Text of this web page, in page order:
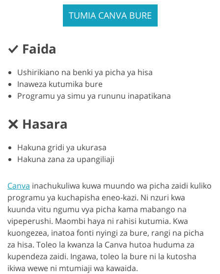
TUMIA CANVA BURE
Faida
Ushirikiano na benki ya picha ya hisa
Inaweza kutumika bure
Programu ya simu ya rununu inapatikana
Hasara
Hakuna gridi ya ukurasa
Hakuna zana za upangiliaji
Canva inachukuliwa kuwa muundo wa picha zaidi kuliko
programu ya kuchapisha eneo-kazi. Ni nzuri kwa
kuunda vitu ngumu vya picha kama mabango na
vipeperushi. Maombi haya ni rahisi kutumia. Kwa
kuongezea, inatoa fonti nyingi za bure, rangi na picha
za hisa. Toleo la kwanza la Canva hutoa huduma za
kupendeza zaidi. Ingawa, toleo la bure ni la kutosha
ikiwa wewe ni mtumiaji wa kawaida.